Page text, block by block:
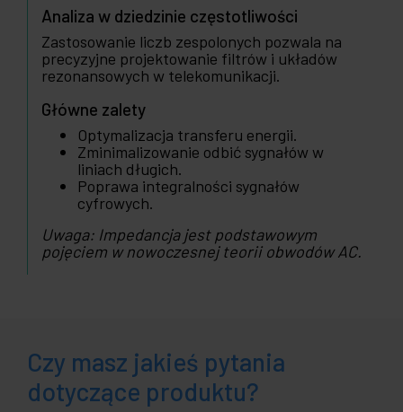
Analiza w dziedzinie częstotliwości
Zastosowanie liczb zespolonych pozwala na
precyzyjne projektowanie filtrów i układów
rezonansowych w telekomunikacji.
Główne zalety
Optymalizacja transferu energii.
Zminimalizowanie odbić sygnałów w
liniach długich.
Poprawa integralności sygnałów
cyfrowych.
Uwaga: Impedancja jest podstawowym
pojęciem w nowoczesnej teorii obwodów AC.
Czy masz jakieś pytania
dotyczące produktu?